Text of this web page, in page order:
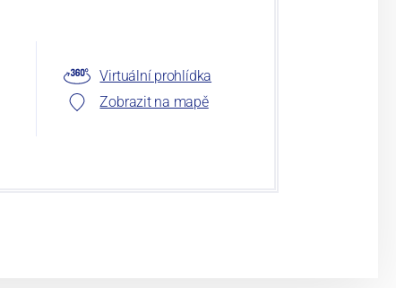
Virtuální prohlídka
Zobrazit na mapě